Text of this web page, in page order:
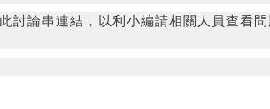
論串連結，以利小編請相關人員查看問